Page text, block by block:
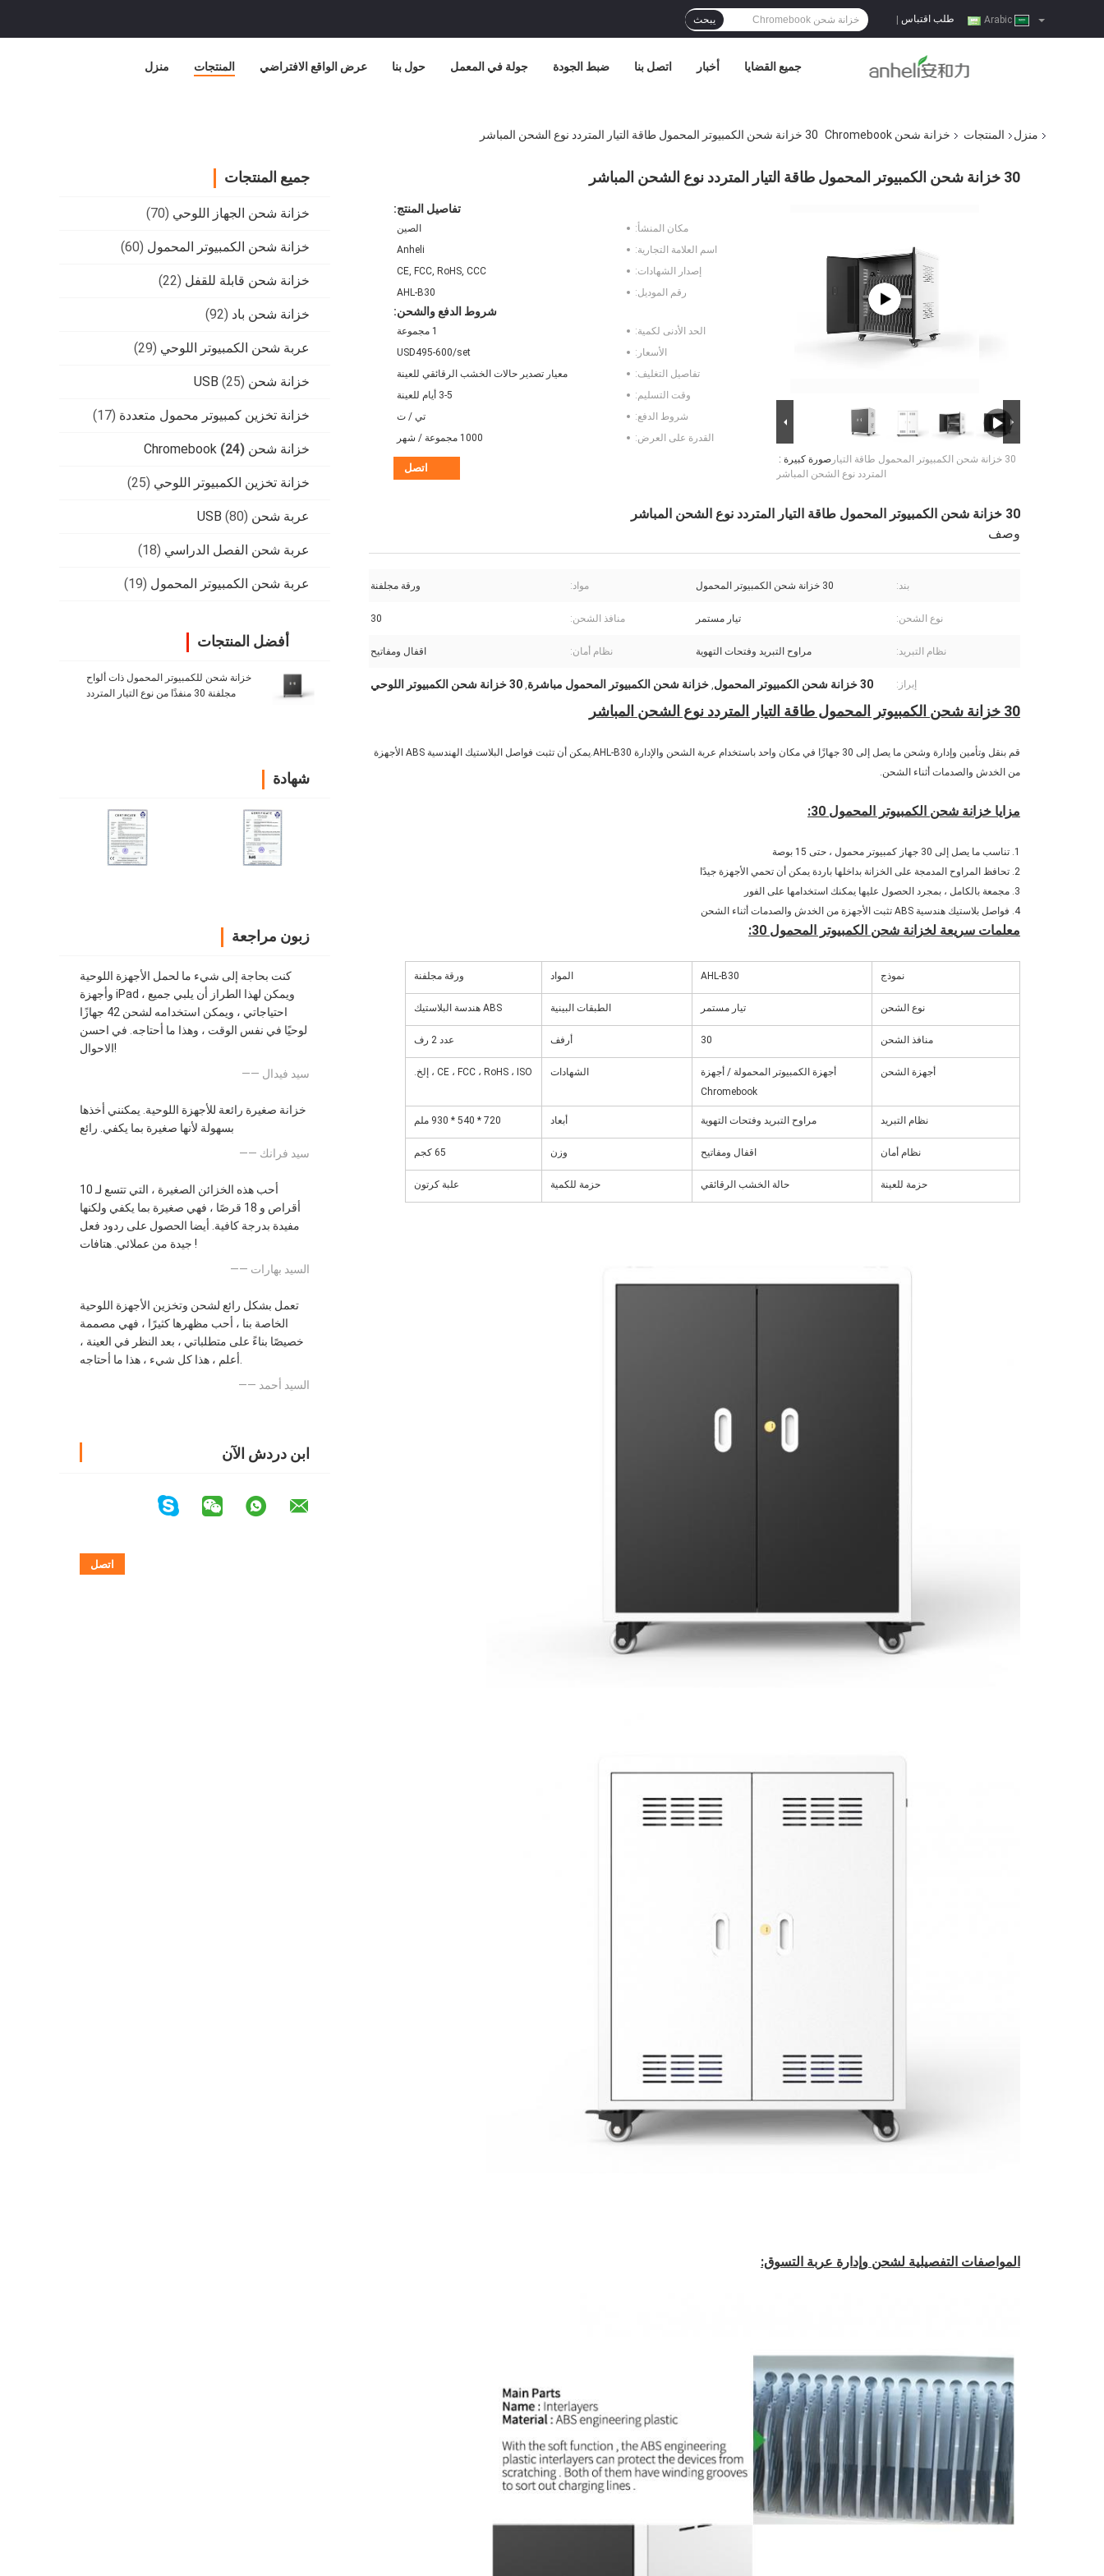
طلب اقتباس يبحث
منزل المنتجات عرض الواقع الافتراضي حول بنا جولة في المعمل ضبط الجودة اتصل بنا أخبار جميع القضايا
منزل المنتجات خزانة شحن Chromebook 30 خزانة شحن الكمبيوتر المحمول طاقة التيار المتردد نوع الشحن المباشر
جميع المنتجات
خزانة شحن الجهاز اللوحي (70)
خزانة شحن الكمبيوتر المحمول (60)
خزانة شحن قابلة للقفل (22)
خزانة شحن باد (92)
عربة شحن الكمبيوتر اللوحي (29)
خزانة شحن USB (25)
خزانة تخزين كمبيوتر محمول متعددة (17)
خزانة شحن Chromebook (24)
خزانة تخزين الكمبيوتر اللوحي (25)
عربة شحن USB (80)
عربة شحن الفصل الدراسي (18)
عربة شحن الكمبيوتر المحمول (19)
أفضل المنتجات
خزانة شحن للكمبيوتر المحمول ذات ألواح
مجلفنة 30 منفذًا من نوع التيار المتردد
شهادة
زبون مراجعة
كنت بحاجة إلى شيء ما لحمل الأجهزة اللوحية
وأجهزة iPad ، ويمكن لهذا الطراز أن يلبي جميع
احتياجاتي ، ويمكن استخدامه لشحن 42 جهازًا
لوحيًا في نفس الوقت ، وهذا ما أحتاجه. في احسن
الاحوال!
—— سيد فيدال
خزانة صغيرة رائعة للأجهزة اللوحية. يمكنني أخذها
بسهولة لأنها صغيرة بما يكفي. رائع
—— سيد فرانك
أحب هذه الخزائن الصغيرة ، التي تتسع لـ 10
أقراص و 18 قرصًا ، فهي صغيرة بما يكفي ولكنها
مفيدة بدرجة كافية. أيضا الحصول على ردود فعل
جيدة من عملائي. هتافات !
—— السيد بهارات
تعمل بشكل رائع لشحن وتخزين الأجهزة اللوحية
الخاصة بنا ، أحب مظهرها كثيرًا ، فهي مصممة
خصيصًا بناءً على متطلباتي ، بعد النظر في العينة ،
أعلم ، هذا كل شيء ، هذا ما أحتاجه.
—— السيد أحمد
ابن دردش الآن
30 خزانة شحن الكمبيوتر المحمول طاقة التيار المتردد نوع الشحن المباشر
صورة كبيرة : 30 خزانة شحن الكمبيوتر المحمول طاقة التيار
المتردد نوع الشحن المباشر
تفاصيل المنتج:
مكان المنشأ:
الصين
اسم العلامة التجارية:
Anheli
إصدار الشهادات:
CE, FCC, RoHS, CCC
رقم الموديل:
AHL-B30
شروط الدفع والشحن:
الحد الأدنى لكمية:
1 مجموعة
الأسعار:
USD495-600/set
تفاصيل التغليف:
معيار تصدير حالات الخشب الرقائقي للعينة
وقت التسليم:
3-5 أيام للعينة
شروط الدفع:
تي / ت
القدرة على العرض:
1000 مجموعة / شهر
اتصل
30 خزانة شحن الكمبيوتر المحمول طاقة التيار المتردد نوع الشحن المباشر
وصف
بند: 30 خزانة شحن الكمبيوتر المحمول مواد: ورقة مجلفنة
نوع الشحن: تيار مستمر منافذ الشحن: 30
نظام التبريد: مراوح التبريد وفتحات التهوية نظام أمان: اقفال ومفاتيح
إبراز: 30 خزانة شحن الكمبيوتر المحمول , خزانة شحن الكمبيوتر المحمول مباشرة, 30 خزانة شحن الكمبيوتر اللوحي
30 خزانة شحن الكمبيوتر المحمول طاقة التيار المتردد نوع الشحن المباشر
قم بنقل وتأمين وإدارة وشحن ما يصل إلى 30 جهازًا في مكان واحد باستخدام عربة الشحن والإدارة AHL-B30.يمكن أن تثبت فواصل البلاستيك الهندسية ABS الأجهزة
من الخدش والصدمات أثناء الشحن.
مزايا خزانة شحن الكمبيوتر المحمول 30:
1. تناسب ما يصل إلى 30 جهاز كمبيوتر محمول ، حتى 15 بوصة
2. تحافظ المراوح المدمجة على الخزانة بداخلها باردة يمكن أن تحمي الأجهزة جيدًا
3. مجمعة بالكامل ، بمجرد الحصول عليها يمكنك استخدامها على الفور
4. فواصل بلاستيك هندسية ABS تثبت الأجهزة من الخدش والصدمات أثناء الشحن
معلمات سريعة لخزانة شحن الكمبيوتر المحمول 30:
نموذج AHL-B30 المواد ورقة مجلفنة
نوع الشحن تيار مستمر الطبقات البينية ABS هندسة البلاستيك
منافذ الشحن 30 أرفف عدد 2 رف
أجهزة الشحن
أجهزة الكمبيوتر المحمولة / أجهزة
Chromebook
الشهادات CE ، FCC ، RoHS ، ISO ، إلخ.
نظام التبريد مراوح التبريد وفتحات التهوية أبعاد 720 * 540 * 930 ملم
نظام أمان اقفال ومفاتيح وزن 65 كجم
حزمة للعينة حالة الخشب الرقائقي حزمة للكمية علبة كرتون
المواصفات التفصيلية لشحن وإدارة عربة التسوق: